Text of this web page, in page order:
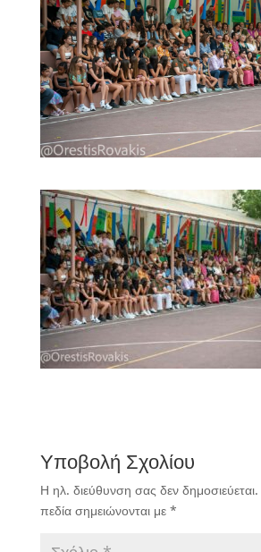
Υποβολή Σχολίου
Η ηλ. διεύθυνση σας δεν δημοσιεύεται.
πεδία σημειώνονται με *